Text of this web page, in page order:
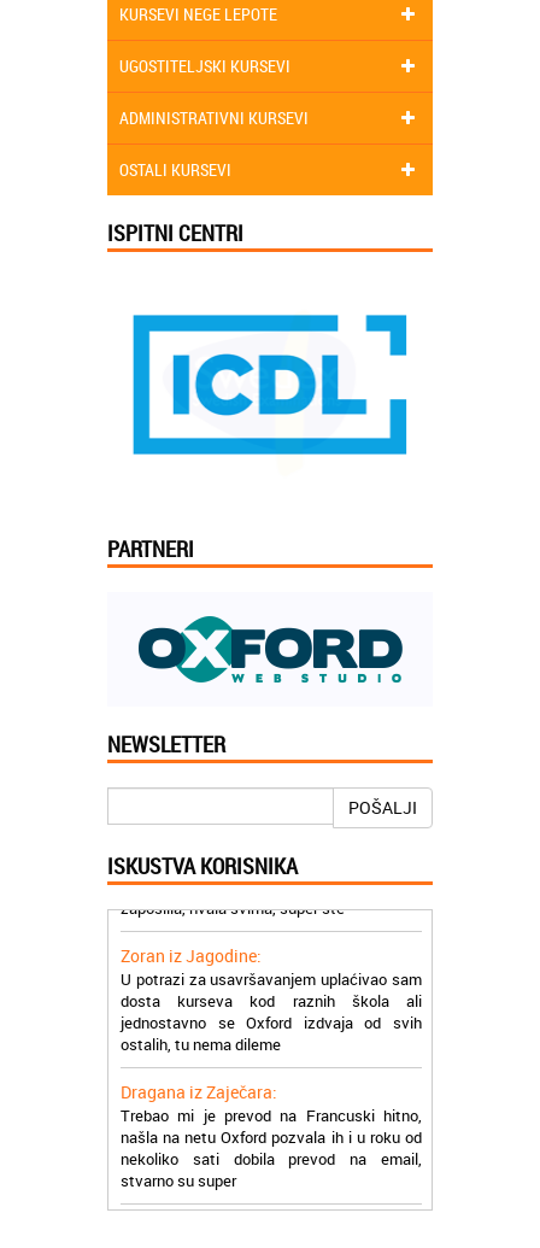
KURSEVI NEGE LEPOTE
UGOSTITELJSKI KURSEVI
ADMINISTRATIVNI KURSEVI
OSTALI KURSEVI
ISPITNI CENTRI
PARTNERI
NEWSLETTER
POŠALJI
ISKUSTVA KORISNIKA
Akademiji Oxford u Nišu jer su stvarno
profesionalni i prenose znanje na odličan
način
Milica iz Beograda:
Zahvaljujuću akademiji Oxford ja se
zaposlila, hvala svima, super ste
Zoran iz Jagodine:
U potrazi za usavršavanjem uplaćivao sam
dosta kurseva kod raznih škola ali
jednostavno se Oxford izdvaja od svih
ostalih, tu nema dileme
Dragana iz Zaječara:
Trebao mi je prevod na Francuski hitno,
našla na netu Oxford pozvala ih i u roku od
nekoliko sati dobila prevod na email,
stvarno su super
Petar iz Paraćina: